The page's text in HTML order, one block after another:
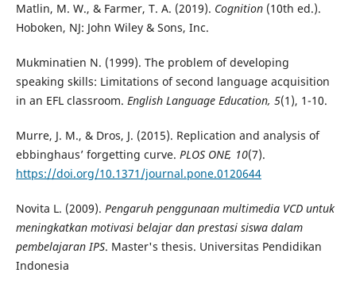
Matlin, M. W., & Farmer, T. A. (2019). Cognition(10th ed.).
Hoboken, NJ: John Wiley & Sons, Inc.
Mukminatien N. (1999). The problem of developing
speaking skills: Limitations of second language acquisition
in an EFL classroom. English Language Education, 5(1), 1-10.
Murre, J. M., & Dros, J. (2015). Replication and analysis of
ebbinghaus’ forgetting curve. PLOS ONE, 10(7).
https://doi.org/10.1371/journal.pone.0120644
Novita L. (2009). Pengaruh penggunaan multimedia VCD untuk
meningkatkan motivasi belajar dan prestasi siswa dalam
pembelajaran IPS. Master's thesis. Universitas Pendidikan
Indonesia